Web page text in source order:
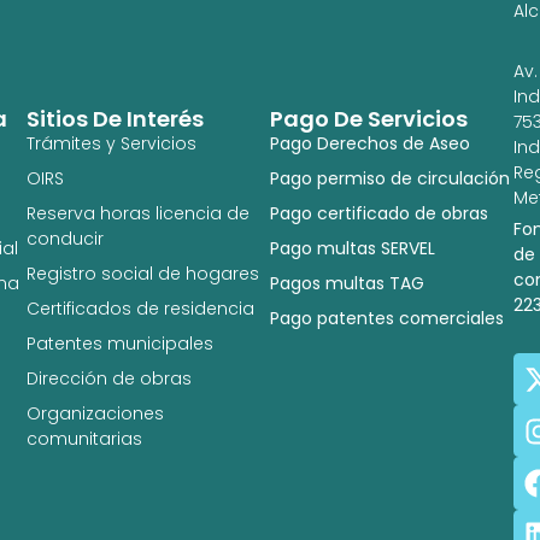
Pago De Servicios
Pago Derechos de Aseo
Pago permiso de circulación
Pago certificado de obras
Pago multas SERVEL
Pagos multas TAG
Pago patentes comerciales
Sitios De Interés
Trámites y Servicios
OIRS
Reserva horas licencia de
conducir
Registro social de hogares
Certificados de residencia
Patentes municipales
Dirección de obras
Organizaciones
comunitarias
Av.
de